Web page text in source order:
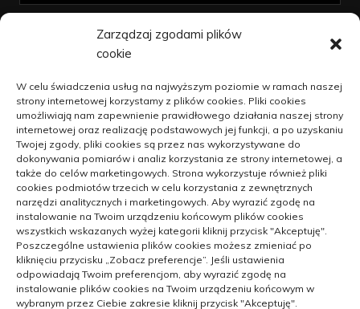
Zarządzaj zgodami plików
cookie
W celu świadczenia usług na najwyższym poziomie w ramach naszej
strony internetowej korzystamy z plików cookies. Pliki cookies
umożliwiają nam zapewnienie prawidłowego działania naszej strony
internetowej oraz realizację podstawowych jej funkcji, a po uzyskaniu
Twojej zgody, pliki cookies są przez nas wykorzystywane do
dokonywania pomiarów i analiz korzystania ze strony internetowej, a
także do celów marketingowych. Strona wykorzystuje również pliki
cookies podmiotów trzecich w celu korzystania z zewnętrznych
narzędzi analitycznych i marketingowych. Aby wyrazić zgodę na
instalowanie na Twoim urządzeniu końcowym plików cookies
wszystkich wskazanych wyżej kategorii kliknij przycisk "Akceptuję".
Poszczególne ustawienia plików cookies możesz zmieniać po
kliknięciu przycisku „Zobacz preferencje”. Jeśli ustawienia
odpowiadają Twoim preferencjom, aby wyrazić zgodę na
instalowanie plików cookies na Twoim urządzeniu końcowym w
wybranym przez Ciebie zakresie kliknij przycisk "Akceptuję".
Polityka plików cookies (EU)
Polityka prywatności
Jak unowocześniać dzialalność na
wsi
9 kwietnia 2021
Blachy oraz blachowkręty –
kapitalne połączenie
14 kwietnia 2021